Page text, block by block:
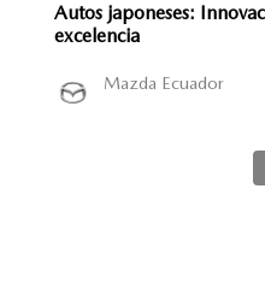
Autos japoneses:
excelencia
Mazda Ecuador